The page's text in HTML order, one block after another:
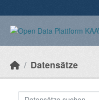
Datensätze